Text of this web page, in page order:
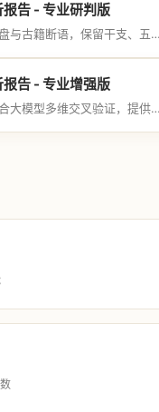
告 - 专业研判版
深度还原传统术数排盘与古籍断语，保留干支、五行与神煞等专业术语，适合追求严谨考证与具备易学基础的用户。
告 - 专业增强版
在专业排盘基础上融合大模型多维交叉验证，提供更详尽的流年推演、应期运筹、象意深度剖析，以及全方位的运筹决策指导。